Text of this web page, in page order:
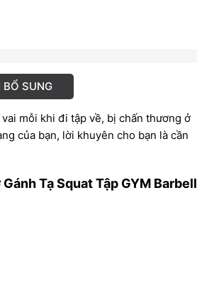
SUNG
mỗi khi đi tập về, bị chấn thương ở
của bạn, lời khuyên cho bạn là cần
Tạ Squat Tập GYM Barbell